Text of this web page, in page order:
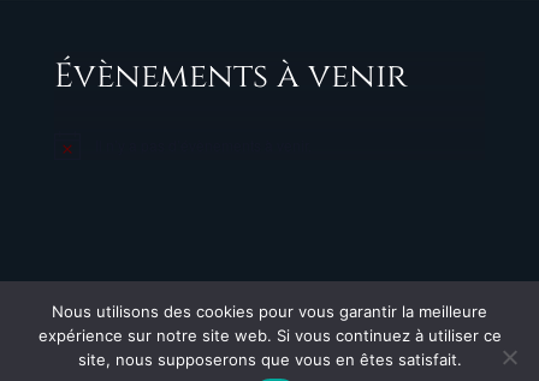
Évènements à venir
Notice
Copyright Blaise Héritier© | Tous droits réservés | Designed
Nous utilisons des cookies pour vous garantir la meilleure
expérience sur notre site web. Si vous continuez à utiliser ce
site, nous supposerons que vous en êtes satisfait.